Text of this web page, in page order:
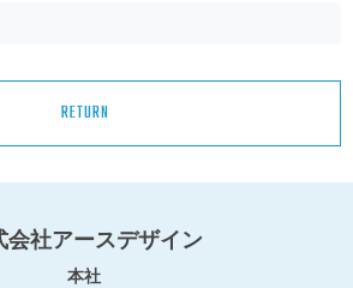
RETURN
会社アースデザイン
本社